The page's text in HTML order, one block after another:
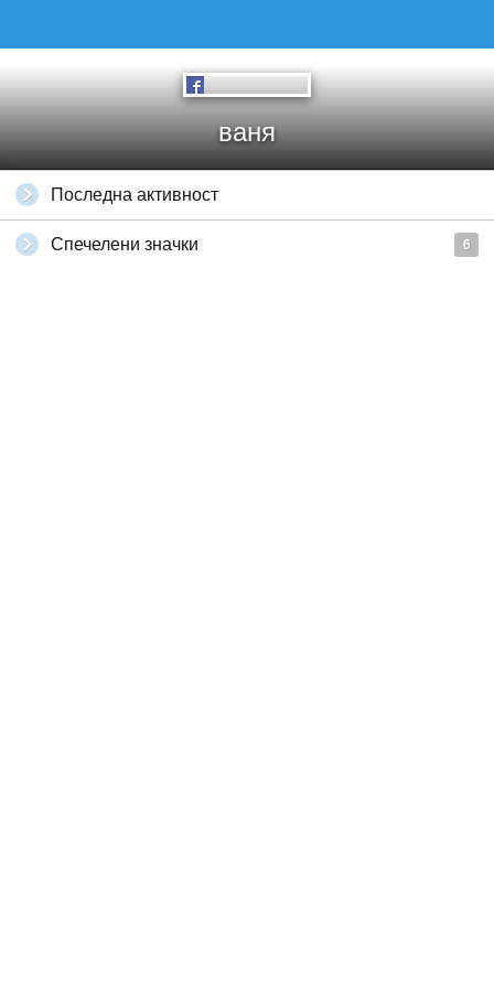
ваня
Последна активност
Спечелени значки 6